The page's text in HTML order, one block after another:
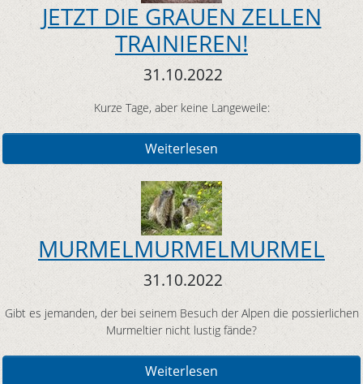
JETZT DIE GRAUEN ZELLEN
TRAINIEREN!
31.10.2022
Kurze Tage, aber keine Langeweile:
Weiterlesen
MURMELMURMELMURMEL
31.10.2022
Gibt es jemanden, der bei seinem Besuch der Alpen die possierlichen
Murmeltier nicht lustig fände?
Weiterlesen